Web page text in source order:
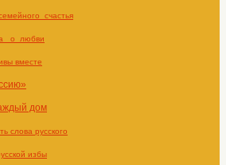
_о_любви
вместе
дом
слова русского
избы